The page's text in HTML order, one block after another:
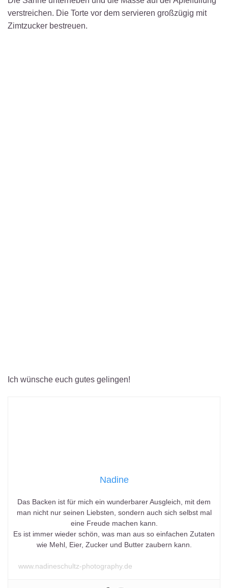
verstreichen. Die Torte vor dem servieren großzügig mit
Zimtzucker bestreuen.
Ich wünsche euch gutes gelingen!
Nadine
Das Backen ist für mich ein wunderbarer Ausgleich, mit dem
man nicht nur seinen Liebsten, sondern auch sich selbst mal
eine Freude machen kann.
Es ist immer wieder schön, was man aus so einfachen Zutaten
wie Mehl, Eier, Zucker und Butter zaubern kann.
www.nadineschultz-photography.de